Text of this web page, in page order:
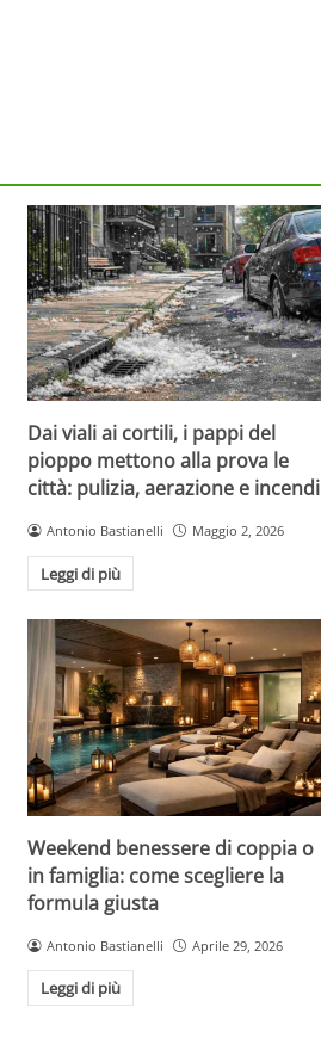
Dai viali ai cortili, i pappi del
pioppo mettono alla prova le
città: pulizia, aerazione e incendi
Antonio Bastianelli Maggio 2, 2026
Leggi di più
Weekend benessere di coppia o
in famiglia: come scegliere la
formula giusta
Antonio Bastianelli Aprile 29, 2026
Leggi di più